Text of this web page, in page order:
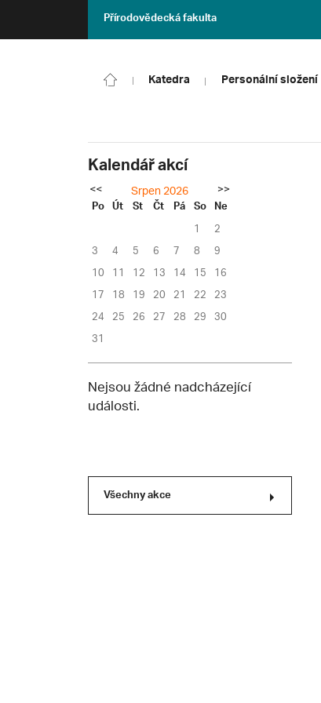
Přírodovědecká fakulta
Katedra Personální složení
Kalendář akcí
<< Srpen 2026 >>
Po Út St Čt Pá So Ne
1
2
3
4 5 6 7 8
9
10 11 12 13 14 15 16
17 18 19 20 21 22 23
24 25 26 27 28 29 30
31
Nejsou žádné nadcházející
události.
Všechny akce